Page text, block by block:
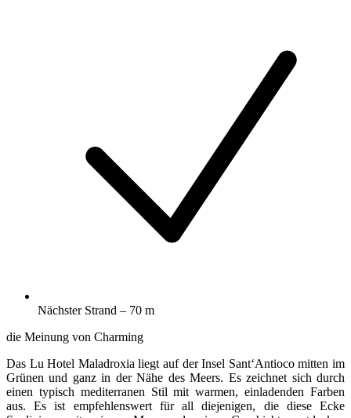
Nächster Strand – 70 m
die Meinung von Charming
Das Lu Hotel Maladroxia liegt auf der Insel Sant‘Antioco mitten im
Grünen und ganz in der Nähe des Meers. Es zeichnet sich durch
einen typisch mediterranen Stil mit warmen, einladenden Farben
aus. Es ist empfehlenswert für all diejenigen, die diese Ecke